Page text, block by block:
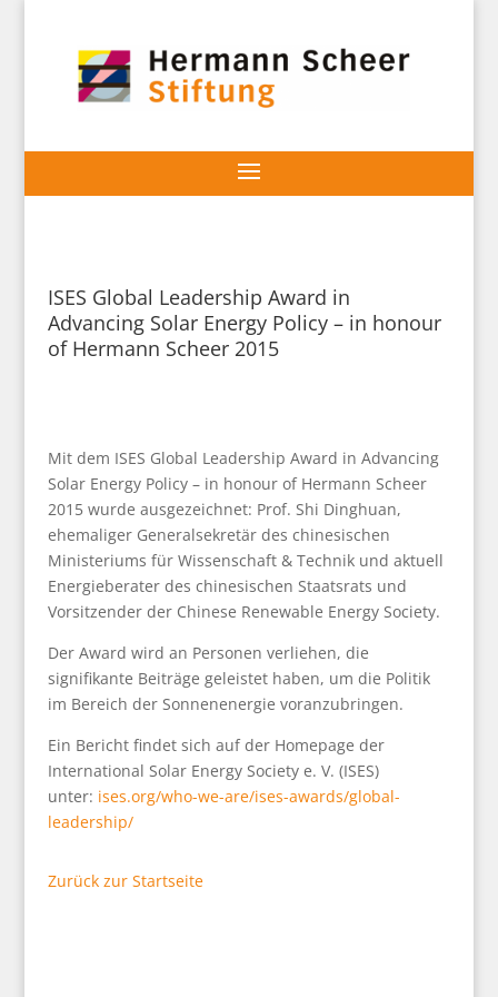
ISES Global Leadership Award in
Advancing Solar Energy Policy – in honour
of Hermann Scheer 2015
Mit dem ISES Global Leadership Award in Advancing
Solar Energy Policy – in honour of Hermann Scheer
2015 wurde ausgezeichnet: Prof. Shi Dinghuan,
ehemaliger Generalsekretär des chinesischen
Ministeriums für Wissenschaft & Technik und aktuell
Energieberater des chinesischen Staatsrats und
Vorsitzender der Chinese Renewable Energy Society.
Der Award wird an Personen verliehen, die
signifikante Beiträge geleistet haben, um die Politik
im Bereich der Sonnenenergie voranzubringen.
Ein Bericht findet sich auf der Homepage der
International Solar Energy Society e. V. (ISES)
unter: ises.org/who-we-are/ises-awards/global-
leadership/
Zurück zur Startseite